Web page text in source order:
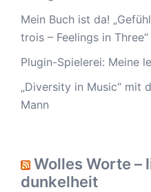
Mein Buch ist da!
trois – Feelings in Three“
Plugin-Spielerei: Meine
„Diversity in Music“ mit
Mann
Wolles Worte –
dunkelheit